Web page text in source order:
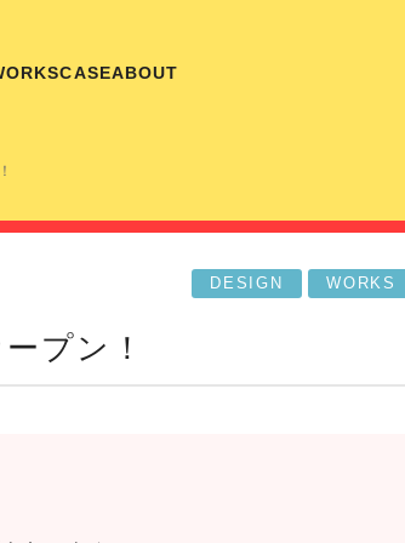
CASEABOUT
DESIGN WORKS
プン！